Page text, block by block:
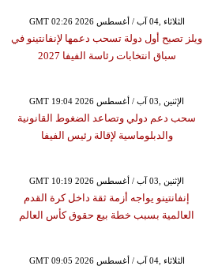
GMT 02:26 2026 الثلاثاء ,04 آب / أغسطس
ويلز تصبح أول دولة تسحب دعمها لإنفانتينو في
سباق انتخابات رئاسة الفيفا 2027
GMT 19:04 2026 الإثنين ,03 آب / أغسطس
سحب دعم دولي وتصاعد الضغوط القانونية
والدبلوماسية لإقالة رئيس الفيفا
GMT 10:19 2026 الإثنين ,03 آب / أغسطس
إنفانتينو يواجه أزمة ثقة داخل كرة القدم
العالمية بسبب خطة بيع حقوق كأس العالم
GMT 09:05 2026 الثلاثاء ,04 آب / أغسطس